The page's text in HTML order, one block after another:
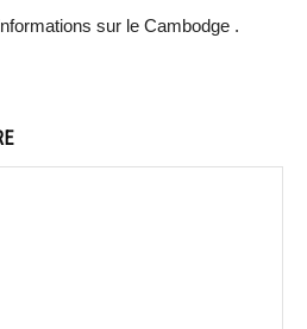
sur le Cambodge .